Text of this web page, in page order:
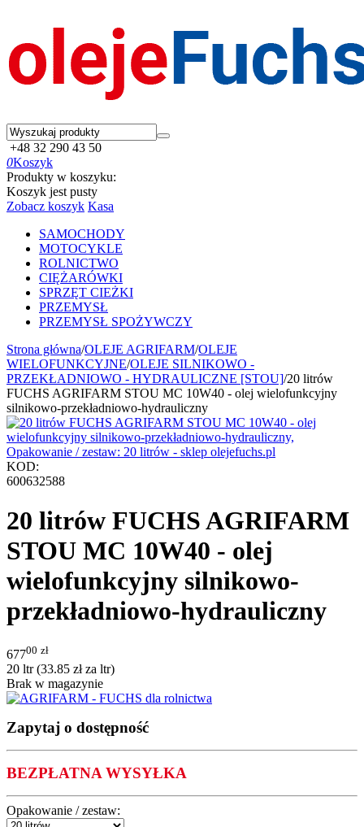
+48 32 290 43 50
0Koszyk
Produkty w koszyku:
Koszyk jest pusty
Zobacz koszyk Kasa
SAMOCHODY
MOTOCYKLE
ROLNICTWO
CIĘŻARÓWKI
SPRZĘT CIEŻKI
PRZEMYSŁ
PRZEMYSŁ SPOŻYWCZY
Strona główna/OLEJE AGRIFARM/OLEJE
WIELOFUNKCYJNE/OLEJE SILNIKOWO -
PRZEKŁADNIOWO - HYDRAULICZNE [STOU]/20 litrów
FUCHS AGRIFARM STOU MC 10W40 - olej wielofunkcyjny
silnikowo-przekładniowo-hydrauliczny
KOD:
600632588
20 litrów FUCHS AGRIFARM
STOU MC 10W40 - olej
wielofunkcyjny silnikowo-
przekładniowo-hydrauliczny
67700 zł
20 ltr (33.85 złza ltr)
Brak w magazynie
Zapytaj o dostępność
BEZPŁATNA WYSYŁKA
Opakowanie / zestaw: